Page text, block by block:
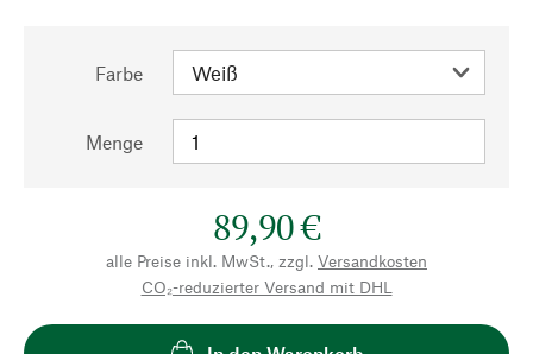
Farbe
Menge
89,90 €
alle Preise inkl. MwSt., zzgl. Versandkosten
CO₂-reduzierter Versand mit DHL